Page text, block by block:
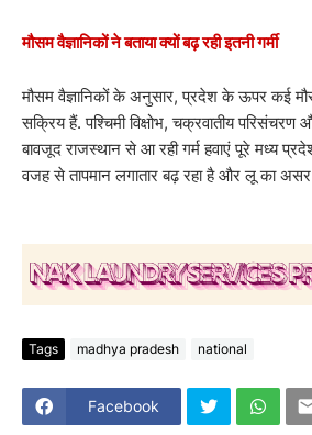
मौसम वैज्ञानिकों ने बताया क्यों बढ़ रही इतनी गर्मी
मौसम वैज्ञानिकों के अनुसार, प्रदेश के ऊपर कई
सक्रिय हैं. पश्चिमी विक्षोभ, चक्रवातीय
बावजूद राजस्थान से आ रही गर्म हवाएं पूरे मध्य
वजह से तापमान लगातार बढ़ रहा है और लू का
Tags madhya pradesh national
Facebook